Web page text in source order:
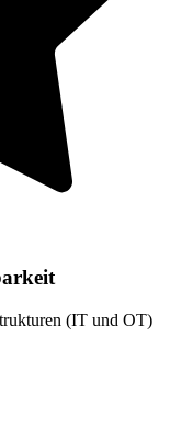
(IT und OT)